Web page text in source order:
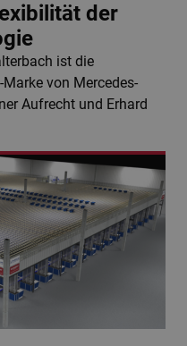
der
ist die
von Mercedes-
Aufrecht und Erhard